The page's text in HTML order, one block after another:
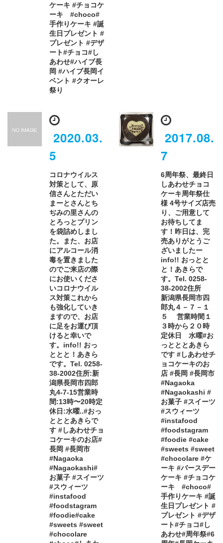
ケーキ #チョコケ
ーキ #choco#
手作りケーキ #誕
生日プレゼント #
プレゼント #デザ
ート#チョコ#し
あわせ#ハイブ長
岡 #ハイブ長岡イ
ベント #クオーレ
祭り
2020.03.
5
コロナウイルス
対策として、原
信さんとただい
まーとさんとち
ぢみの里さんの
とろっとプリン
を袋詰めしまし
た。また、お店
にアルコール消
毒を置きました
のでご来店の際
にお使いくださ
いコロナウイル
ス対策これから
も強化していき
ますので、お店
に足をお運び頂
けると幸いで
す。info!! おっ
ととと！あきら
です。Tel. 0258-
38-2002住所:新
潟県長岡市四郎
丸4-7-15営業時
間:13時〜20時定
休日:水曜..#おっ
とととあきらで
す #しあわせチョ
コケーキのお店#
長岡 #長岡市
#Nagaoka
#Nagaokashi#
お菓子 #スイーツ
#スウィーツ
#instafood
#foodstagram
#foodie#cake
#sweets #sweet
#chocolare
2017.08.
7
6周年祭、最終日
しあわせチョコ
ケーキ周年祭仕
様 4号サイズ店売
り、ご用意して
お待ちしてま
す！昨日は、完
売ありがとうご
ざいましたー
info!! おっとと
と！あきらで
す。Tel. 0258-
38-2002住所
新潟県長岡市四
郎丸４－７－１
５ 営業時間１
３時から２０時
定休日 水曜#お
っとととあきら
です #しあわせチ
ョコケーキのお
店 #長岡 #長岡市
#Nagaoka
#Nagaokashi #
お菓子 #スイーツ
#スウィーツ
#instafood
#foodstagram
#foodie #cake
#sweets #sweet
#chocolare #ケ
ーキ #バースデー
ケーキ #チョコケ
ーキ #choco#
手作りケーキ #誕
生日プレゼント #
プレゼント #デザ
ート#チョコ#し
あわせ#周年祭#6